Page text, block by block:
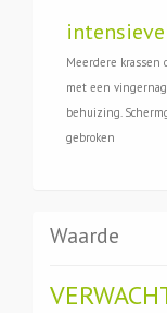
Meerdere krassen
met een
behuizing.
gebroken
Waarde